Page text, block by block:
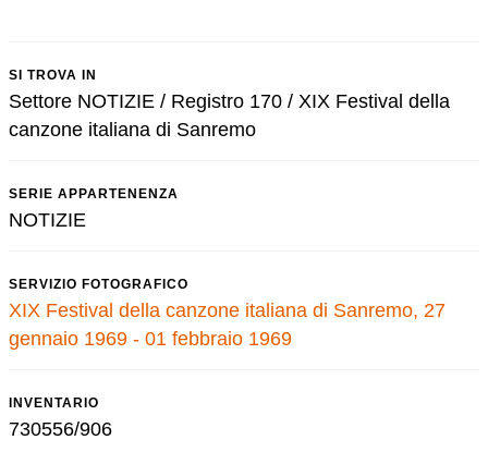
SI TROVA IN
Settore NOTIZIE / Registro 170 / XIX Festival della
canzone italiana di Sanremo
SERIE APPARTENENZA
NOTIZIE
SERVIZIO FOTOGRAFICO
XIX Festival della canzone italiana di Sanremo, 27
gennaio 1969 - 01 febbraio 1969
INVENTARIO
730556/906